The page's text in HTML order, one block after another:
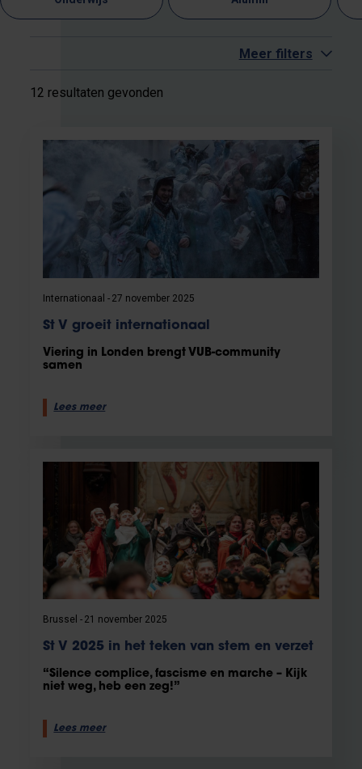
Meer filters
12 resultaten gevonden
Internationaal 27 november 2025
St V groeit internationaal
Viering in Londen brengt VUB-community
samen
Lees meer
Brussel 21 november 2025
St V 2025 in het teken van stem en verzet
“Silence complice, fascisme en marche – Kijk
niet weg, heb een zeg!”
Lees meer